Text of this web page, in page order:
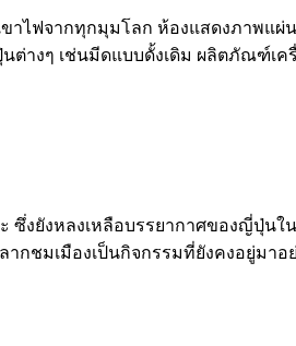
าไฟจากทุกมุมโลก ห้องแสดงภาพแ
งๆ เช่นมีดแบบดั้งเดิม ผลิตภัณฑ์เค
ซึ่งยังหลงเหลือบรรยากาศของญี่ปุ่น
กชมเมืองเป็นกิจกรรมที่ยังคงอยู่มาอ